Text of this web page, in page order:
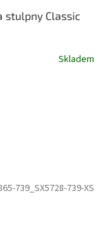
stulpny Classic
Skladem
739_SX5728-739-XS